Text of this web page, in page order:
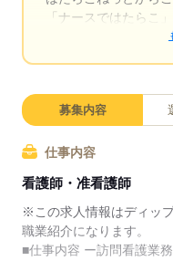
「ナースではたらこ
求職中の看護師さん
キャリアアドバイザ
日本最大級の求人情
介。
履歴書作成のアドバ
お給料、お休み、入
募集内容
仕事内容
看護師・准看護師
※この求人情報はディッ
職業紹介になります。
■仕事内容 ー訪問看護業務